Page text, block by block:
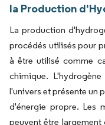
la Production
La production
procédés utilisés pour
à être utilisé comme
chimique.
l'univers et présente un
d'énergie propre. Les
peuvent être largement